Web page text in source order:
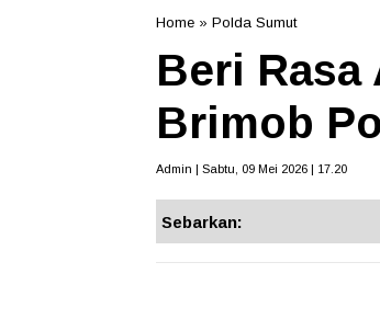
Home » Polda Sumut
Beri Rasa
Brimob
Admin | Sabtu, 09 Mei 2026 | 17.20
Sebarkan: